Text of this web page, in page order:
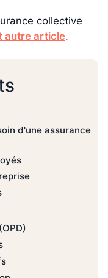
collective
autre article.
d'une assurance